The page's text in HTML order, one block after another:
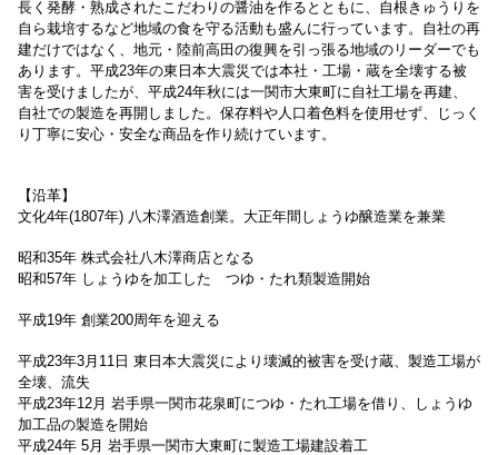
長く発酵・熟成されたこだわりの醤油を作るとともに、自根きゅうりを
自ら栽培するなど地域の食を守る活動も盛んに行っています。自社の再
建だけではなく、地元・陸前高田の復興を引っ張る地域のリーダーでも
あります。平成23年の東日本大震災では本社・工場・蔵を全壊する被
害を受けましたが、平成24年秋には一関市大東町に自社工場を再建、
自社での製造を再開しました。保存料や人口着色料を使用せず、じっく
り丁寧に安心・安全な商品を作り続けています。
【沿革】
文化4年(1807年) 八木澤酒造創業。大正年間しょうゆ醸造業を兼業
昭和35年 株式会社八木澤商店となる
昭和57年 しょうゆを加工した つゆ・たれ類製造開始
平成19年 創業200周年を迎える
平成23年3月11日 東日本大震災により壊滅的被害を受け蔵、製造工場が
全壊、流失
平成23年12月 岩手県一関市花泉町につゆ・たれ工場を借り、しょうゆ
加工品の製造を開始
平成24年 5月 岩手県一関市大東町に製造工場建設着工